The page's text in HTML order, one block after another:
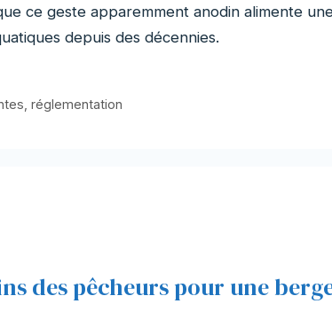
ce geste apparemment anodin alimente
depuis des décennies.
réglementation
des pêcheurs pour une